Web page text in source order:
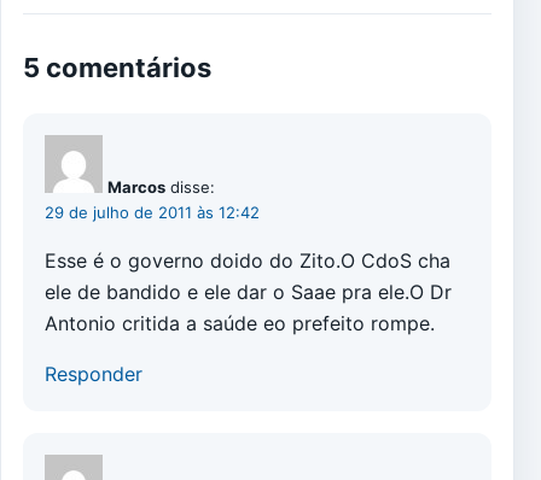
5 comentários
Marcos disse:
29 de julho de 2011 às 12:42
Esse é o governo doido do Zito.O CdoS cha
ele de bandido e ele dar o Saae pra ele.O Dr
Antonio critida a saúde eo prefeito rompe.
Responder